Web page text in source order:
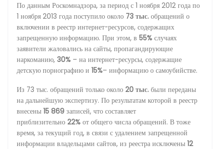
По данным Роскомнадзора, за период с 1 ноября 2012 года по
1 ноября 2013 года поступило около 73 тыс. обращений о
включении в реестр интернет-ресурсов, содержащих
запрещенную информацию. При этом, в55% случаях
заявители жаловались на сайты, пропагандирующие
наркоманию,30% – на интернет-ресурсы, содержащие
детскую порнографию и15%– информацию о самоубийстве.
Из 73 тыс. обращений только около20 тыс.были переданы
на дальнейшую экспертизу. По результатам которой в реестр
внесены15 869 записей, что составляет
приблизительно22% от общего числа обращений. В тоже
время, за текущий год, в связи с удалением запрещенной
информации владельцами сайтов, из реестра исключены12